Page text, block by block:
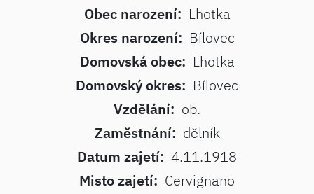
Obec narození: Lhotka
Okres narození: Bílovec
Domovská obec: Lhotka
Domovský okres: Bílovec
Vzdělání: ob.
Zaměstnání: dělník
Datum zajetí: 4.11.1918
Misto zajetí: Cervignano